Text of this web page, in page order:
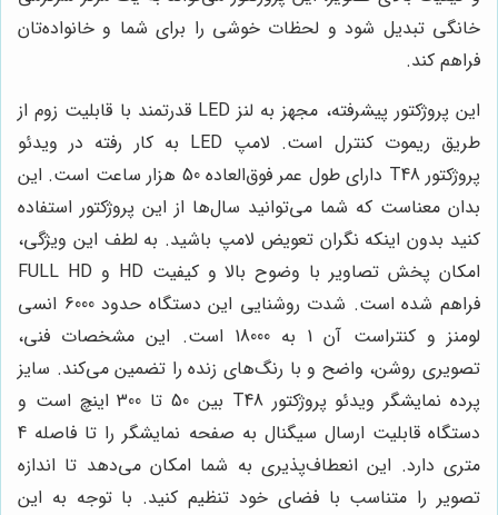
خانگی تبدیل شود و لحظات خوشی را برای شما و خانواده‌تان
فراهم کند.
این پروژکتور پیشرفته، مجهز به لنز LED قدرتمند با قابلیت زوم از
طریق ریموت کنترل است. لامپ LED به کار رفته در ویدئو
پروژکتور T48 دارای طول عمر فوق‌العاده 50 هزار ساعت است. این
بدان معناست که شما می‌توانید سال‌ها از این پروژکتور استفاده
کنید بدون اینکه نگران تعویض لامپ باشید. به لطف این ویژگی،
امکان پخش تصاویر با وضوح بالا و کیفیت HD و FULL HD
فراهم شده است. شدت روشنایی این دستگاه حدود 6000 انسی
لومنز و کنتراست آن 1 به 18000 است. این مشخصات فنی،
تصویری روشن، واضح و با رنگ‌های زنده را تضمین می‌کند. سایز
پرده نمایشگر ویدئو پروژکتور T48 بین 50 تا 300 اینچ است و
دستگاه قابلیت ارسال سیگنال به صفحه نمایشگر را تا فاصله 4
متری دارد. این انعطاف‌پذیری به شما امکان می‌دهد تا اندازه
تصویر را متناسب با فضای خود تنظیم کنید. با توجه به این